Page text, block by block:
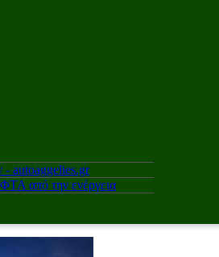
- autoaggelies.gr
από την ενέργεια